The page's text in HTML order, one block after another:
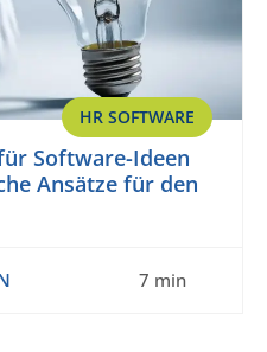
HR SOFTWARE
Software-Ideen
Ansätze für den
7 min